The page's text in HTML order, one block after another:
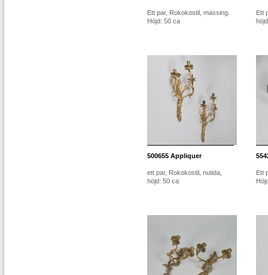
Ett par, Rokokostil, mässing.
Höjd: 50 ca
Ett
500655 Appliquer
ett par, Rokokostil, nutida,
höjd: 50 ca
Ett